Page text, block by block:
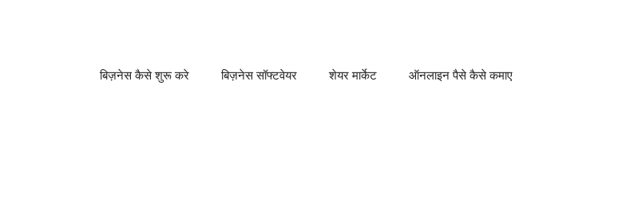
बिज़नेस कैसे शुरू करे बिज़नेस सॉफ्टवेयर शेयर मार्केट ऑनलाइन पैसे कैसे कमाए